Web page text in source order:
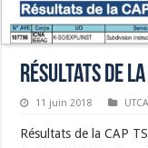
Résultats de la
11 juin 2018
Résultats de la CAP